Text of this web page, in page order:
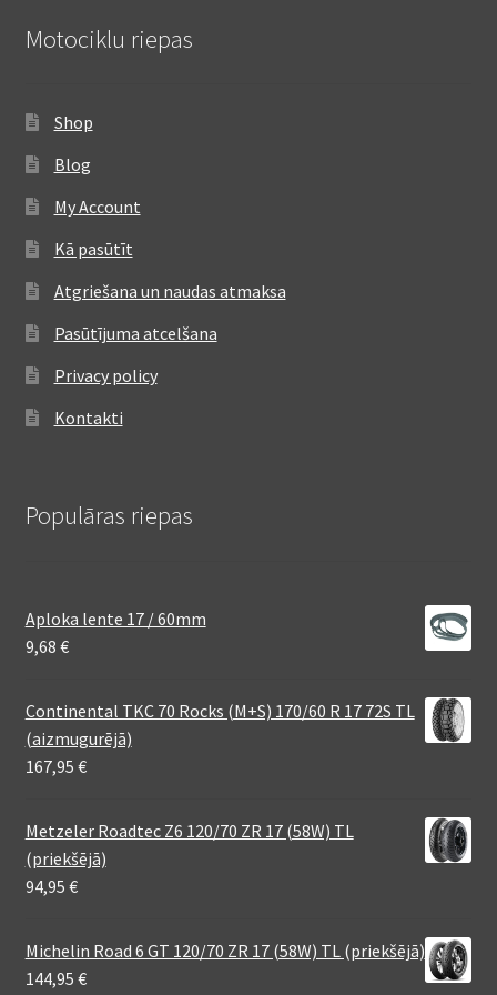
Motociklu riepas
Shop
Blog
My Account
Kā pasūtīt
Atgriešana un naudas atmaksa
Pasūtījuma atcelšana
Privacy policy
Kontakti
Populāras riepas
Aploka lente 17 / 60mm
9,68 €
Continental TKC 70 Rocks (M+S) 170/60 R 17 72S TL
(aizmugurējā)
167,95 €
Metzeler Roadtec Z6 120/70 ZR 17 (58W) TL
(priekšējā)
94,95 €
Michelin Road 6 GT 120/70 ZR 17 (58W) TL (priekšējā)
144,95 €